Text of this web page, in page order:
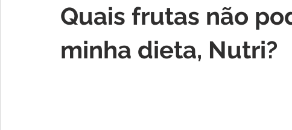
Quais frutas não
minha dieta, Nutri?